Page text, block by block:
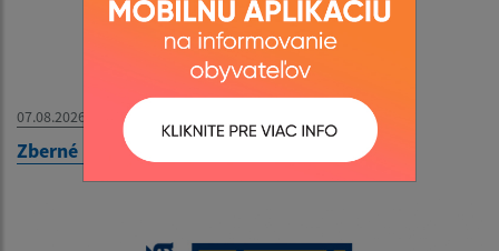
07.08.2026
Zberné miesto - OZNAM